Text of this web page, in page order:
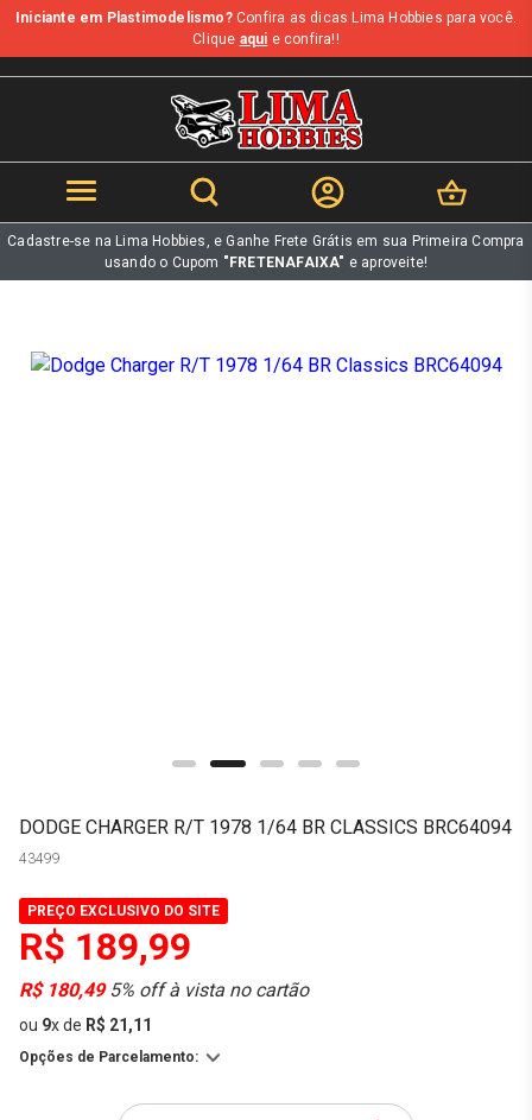
b
Iniciante em Plastimodelismo?Confira as dicas Lima Hobbies para você.
Clique aqui e confira!!
Cadastre-se na Lima Hobbies, e Ganhe Frete Grátis em sua Primeira Compra
usando o Cupom "FRETENAFAIXA" e aproveite!
DODGE CHARGER R/T 1978 1/64 BR CLASSICS BRC64094
43499
PREÇO EXCLUSIVO DO SITE
R$ 189,99
R$ 180,495% off à vista no cartão
ou 9xde R$ 21,11
Opções de Parcelamento: